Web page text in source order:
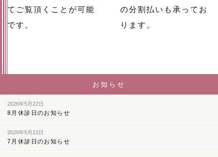
てご覧頂くことが可能
です。
の分割払いも承ってお
ります。
お知らせ
2026年5月22日
8月休診日のお知らせ
2026年5月22日
7月休診日のお知らせ